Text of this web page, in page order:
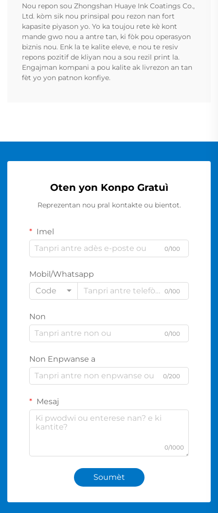
Nou repon sou Zhongshan Huaye Ink Coatings Co.,
Ltd. kòm sik nou prinsipal pou rezon nan fort
kapasite piyason yo. Yo ka toujou rete kè kont
mande gwo nou a antre tan, ki fòk pou operasyon
biznis nou. Enk la te kalite eleve, e nou te resiv
repons pozitif de kliyan nou a sou rezil print la.
Engajman kompani a pou kalite ak livrezon an tan
fèt yo yon patnon konfiye.
Oten yon Konpo Gratuì
Reprezentan nou pral kontakte ou bientot.
Imel
0/100
Mobil/Whatsapp
Code
0/100
Non
0/100
Non Enpwanse a
0/200
Mesaj
0/1000
Soumèt